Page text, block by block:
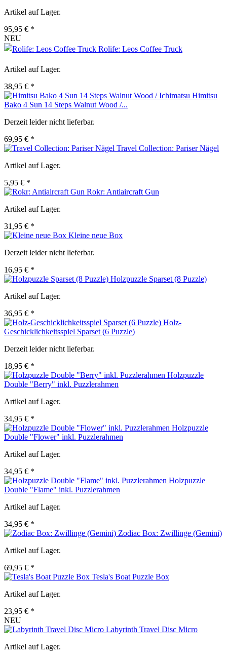
Artikel auf Lager.
95,95 € *
NEU
Rolife: Leos Coffee Truck
Artikel auf Lager.
38,95 € *
Himitsu
Bako 4 Sun 14 Steps Walnut Wood /...
Derzeit leider nicht lieferbar.
69,95 € *
Travel Collection: Pariser Nägel
Artikel auf Lager.
5,95 € *
Rokr: Antiaircraft Gun
Artikel auf Lager.
31,95 € *
Kleine neue Box
Derzeit leider nicht lieferbar.
16,95 € *
Holzpuzzle Sparset (8 Puzzle)
Artikel auf Lager.
36,95 € *
Holz-
Geschicklichkeitsspiel Sparset (6 Puzzle)
Derzeit leider nicht lieferbar.
18,95 € *
Holzpuzzle
Double "Berry" inkl. Puzzlerahmen
Artikel auf Lager.
34,95 € *
Holzpuzzle
Double "Flower" inkl. Puzzlerahmen
Artikel auf Lager.
34,95 € *
Holzpuzzle
Double "Flame" inkl. Puzzlerahmen
Artikel auf Lager.
34,95 € *
Zodiac Box: Zwillinge (Gemini)
Artikel auf Lager.
69,95 € *
Tesla's Boat Puzzle Box
Artikel auf Lager.
23,95 € *
NEU
Labyrinth Travel Disc Micro
Artikel auf Lager.